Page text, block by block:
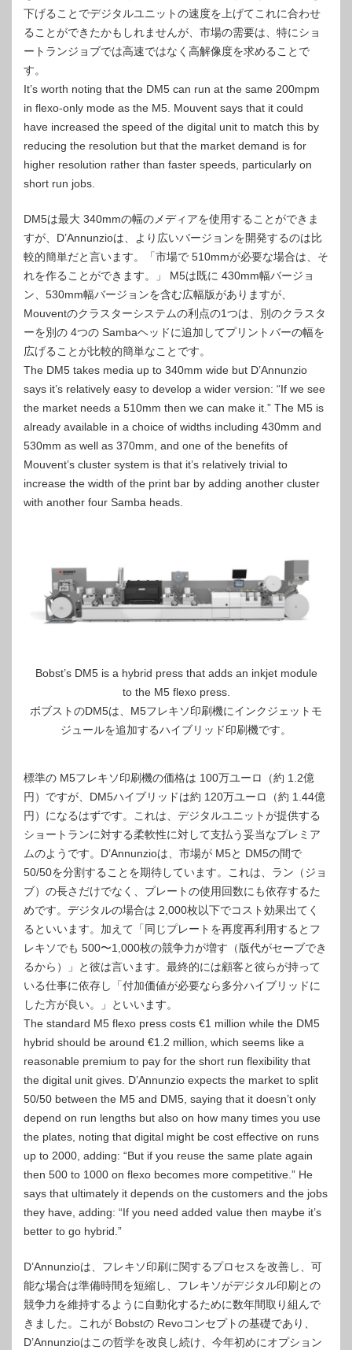
下げることでデジタルユニットの速度を上げてこれに合わせ
ることができたかもしれませんが、市場の需要は、特にショ
ートランジョブでは高速ではなく高解像度を求めることで
す。
It’s worth noting that the DM5 can run at the same 200mpm
in flexo-only mode as the M5. Mouvent says that it could
have increased the speed of the digital unit to match this by
reducing the resolution but that the market demand is for
higher resolution rather than faster speeds, particularly on
short run jobs.
DM5は最大 340mmの幅のメディアを使用することができま
すが、D’Annunzioは、より広いバージョンを開発するのは比
較的簡単だと言います。「市場で 510mmが必要な場合は、そ
れを作ることができます。」 M5は既に 430mm幅バージョ
ン、530mm幅バージョンを含む広幅版がありますが、
Mouventのクラスターシステムの利点の1つは、別のクラスタ
ーを別の 4つの Sambaヘッドに追加してプリントバーの幅を
広げることが比較的簡単なことです。
The DM5 takes media up to 340mm wide but D’Annunzio
says it’s relatively easy to develop a wider version: “If we see
the market needs a 510mm then we can make it.” The M5 is
already available in a choice of widths including 430mm and
530mm as well as 370mm, and one of the benefits of
Mouvent’s cluster system is that it’s relatively trivial to
increase the width of the print bar by adding another cluster
with another four Samba heads.
Bobst’s DM5 is a hybrid press that adds an inkjet module
to the M5 flexo press.
ボブストのDM5は、M5フレキソ印刷機にインクジェットモ
ジュールを追加するハイブリッド印刷機です。
標準の M5フレキソ印刷機の価格は 100万ユーロ（約 1.2億
円）ですが、DM5ハイブリッドは約 120万ユーロ（約 1.44億
円）になるはずです。これは、デジタルユニットが提供する
ショートランに対する柔軟性に対して支払う妥当なプレミア
ムのようです。D’Annunzioは、市場が M5と DM5の間で
50/50を分割することを期待しています。これは、ラン（ジョ
ブ）の長さだけでなく、プレートの使用回数にも依存するた
めです。デジタルの場合は 2,000枚以下でコスト効果出てく
るといいます。加えて「同じプレートを再度再利用するとフ
レキソでも 500〜1,000枚の競争力が増す（版代がセーブでき
るから）」と彼は言います。最終的には顧客と彼らが持って
いる仕事に依存し「付加価値が必要なら多分ハイブリッドに
した方が良い。」といいます。
The standard M5 flexo press costs €1 million while the DM5
hybrid should be around €1.2 million, which seems like a
reasonable premium to pay for the short run flexibility that
the digital unit gives. D’Annunzio expects the market to split
50/50 between the M5 and DM5, saying that it doesn’t only
depend on run lengths but also on how many times you use
the plates, noting that digital might be cost effective on runs
up to 2000, adding: “But if you reuse the same plate again
then 500 to 1000 on flexo becomes more competitive.” He
says that ultimately it depends on the customers and the jobs
they have, adding: “If you need added value then maybe it’s
better to go hybrid.”
D’Annunzioは、フレキソ印刷に関するプロセスを改善し、可
能な場合は準備時間を短縮し、フレキソがデジタル印刷との
競争力を維持するように自動化するために数年間取り組んで
きました。これが Bobstの Revoコンセプトの基礎であり、
D’Annunzioはこの哲学を改良し続け、今年初めにオプション